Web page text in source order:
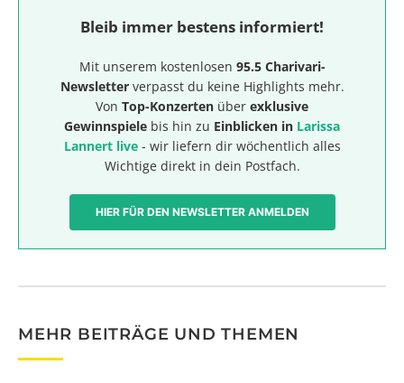
Bleib immer bestens informiert!
Mit unserem kostenlosen 95.5 Charivari-
Newsletterverpasst du keine Highlights mehr.
Von Top-Konzerten über exklusive
Gewinnspiele bis hin zu Einblicken in Larissa
Lannert live- wir liefern dir wöchentlich alles
Wichtige direkt in dein Postfach.
HIER FÜR DEN NEWSLETTER ANMELDEN
MEHR BEITRÄGE UND THEMEN